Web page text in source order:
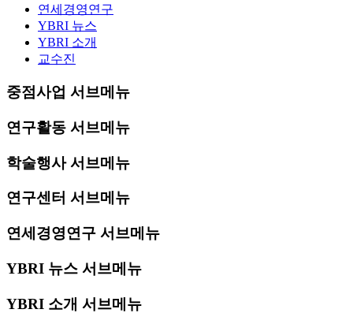
연세경영연구
YBRI 뉴스
YBRI 소개
교수진
중점사업 서브메뉴
연구활동 서브메뉴
학술행사 서브메뉴
연구센터 서브메뉴
연세경영연구 서브메뉴
YBRI 뉴스 서브메뉴
YBRI 소개 서브메뉴